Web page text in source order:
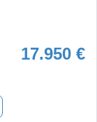
17.950 €